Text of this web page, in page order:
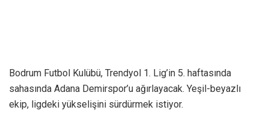
Bodrum Futbol Kulübü, Trendyol 1. Lig’in 5. haftasında
sahasında Adana Demirspor’u ağırlayacak. Yeşil-beyazlı
ekip, ligdeki yükselişini sürdürmek istiyor.